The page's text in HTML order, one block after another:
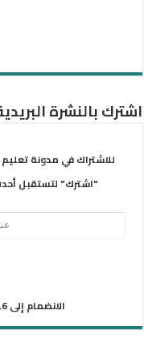
اشترك بالنشرة
للاشتراك في مدونة
"اشترك" لتستقبل
الانضمام إلى 27.6 من آلاف المشتركين الآخرين